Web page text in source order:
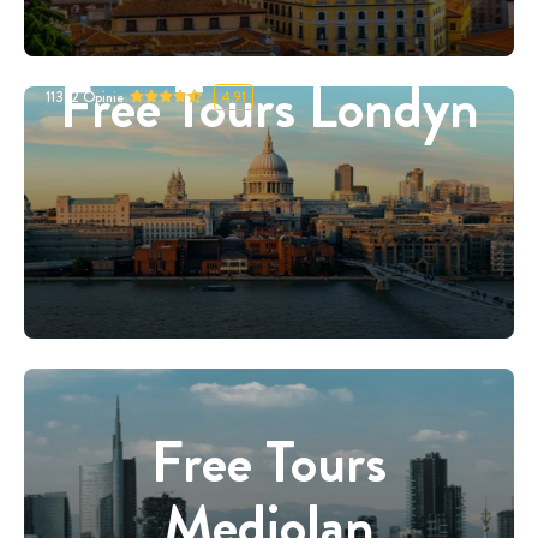
Free Tours Londyn
11332Opinie 4.91
Free Tours